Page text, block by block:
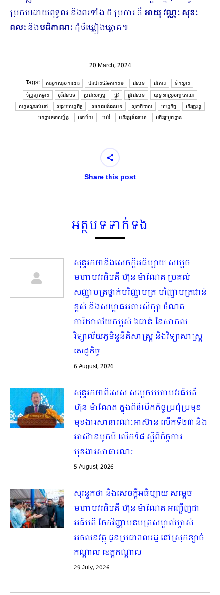
ប្រកបដោយពុទ្ធពរ និងពរទាំង ៥ ប្រការ គឺ អាយុ វណ្ណៈ សុខៈ
ពលៈនិងបដិភាណៈកុំបីឃ្លៀងឃ្លាត៕
20 March, 2024
Tags:
ការបូកសរុបការងារ ជនជាតិដើមភាគតិច ជនបទ ជីវភាព ទឹកស្អាត
បំព្រួញគម្លាត បុរីជនបទ ប្រជាសាស្ត្រ ផ្លូវ ផ្លូវជនបទ យុទ្ធសាស្រ្តបញ្ចកោណ
លក្ខខណ្ឌរស់នៅ សង្គមសេដ្ឋកិច្ច សហគមន៍ជនបទ សុខាភិបាល សេដ្ឋកិច្ច ហិរញ្ញវត្ថុ
ហេដ្ឋារចនាសម្ព័ន្ធ អនាម័យ អប់រំ អភិវឌ្ឍន៍ជនបទ អភិវឌ្ឍមូកដ្ឋាន
Share this post
អត្ថបទទាក់ទង
សុន្ទរកថានិងសេចក្ដីអធិប្បាយ សម្ដេច
មហាបវរធិបតី ហ៊ុន ម៉ាណែត ប្រគល់
សញ្ញាបត្រថ្នាក់បរិញ្ញាបត្រ បរិញ្ញាបត្រជាន់
ខ្ពស់ និងសម្ពោធអគារសិក្សា ចំណត
ការិយាល័យកម្ពស់ ៦ជាន់ នៃសាកល
វិទ្យាល័យភូមិន្ទនីតិសាស្ត្រ និងវិទ្យាសាស្ត្រ
សេដ្ឋកិច្ច
6 August, 2026
សុន្ទរកថាពិសេស សម្ដេចមហាបវរធិបតី
ហ៊ុន ម៉ាណែត ក្នុងពិធីបើកកិច្ចប្រជុំប្រមុខ
មុខងារសាធារណៈអាស៊ាន លើកទី២៣ និង
អាស៊ានបូកបី លើកទី៨ ស្ដីពីកិច្ចការ
មុខងារសាធារណៈ
5 August, 2026
សុរន្ទកថា និងសេចក្ដីអធិប្បាយ សម្ដេច
មហាបវរធិបតី ហ៊ុន ម៉ាណែត អញ្ជើញជា
អធិបតី ចែកវិញ្ញាបនបត្រសម្គាល់ម្ចាស់
អចលនវត្ថុ ជូនប្រជាពលរដ្ឋ នៅស្រុកខ្សាច់
កណ្តាល ខេត្តកណ្តាល
29 July, 2026